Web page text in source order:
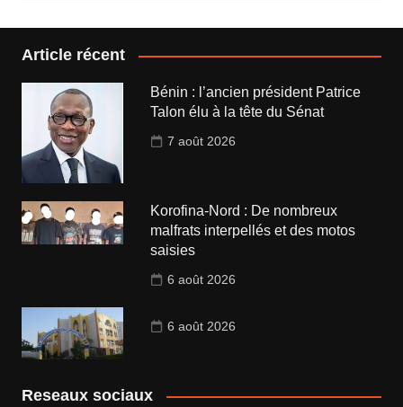
Article récent
Bénin : l’ancien président Patrice
Talon élu à la tête du Sénat
7 août 2026
Korofina-Nord : De nombreux
malfrats interpellés et des motos
saisies
6 août 2026
6 août 2026
Reseaux sociaux